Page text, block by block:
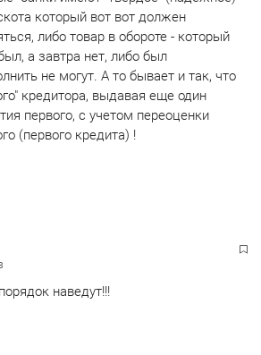
который вот вот должен
либо товар в обороте - который
а завтра нет, либо был
не могут. А то бывает и так, что
кредитора, выдавая еще один
первого, с учетом переоценки
(первого кредита) !
наведут!!!